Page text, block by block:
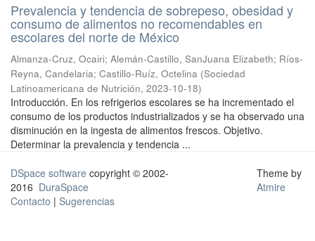
Prevalencia y tendencia de sobrepeso, obesidad y
consumo de alimentos no recomendables en
escolares del norte de México
Almanza-Cruz, Ocairi; Alemán-Castillo, SanJuana Elizabeth; Ríos-
Reyna, Candelaria; Castillo-Ruíz, Octelina (Sociedad
Latinoamericana de Nutrición, 2023-10-18)
Introducción. En los refrigerios escolares se ha incrementado el
consumo de los productos industrializados y se ha observado una
disminución en la ingesta de alimentos frescos. Objetivo.
Determinar la prevalencia y tendencia ...
DSpace software copyright © 2002-
2016 DuraSpace
Contacto | Sugerencias
Theme by
Atmire